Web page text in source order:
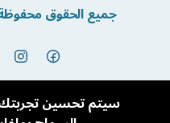
جميع الحقوق محفوظة
سيتم تحسين